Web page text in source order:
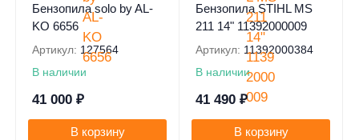
Бензопила solo by AL-
KO 6656
Артикул: 127564
В наличии
41 000 ₽
В корзину
Бензопила STIHL MS
211 14" 11392000009
Артикул: 11392000384
В наличии
41 490 ₽
В корзину